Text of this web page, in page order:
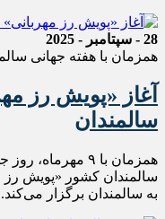
28 - سپتامبر - 2025
همزمان با هفته جهانی
آغاز «پویش رز
سالمندان
همزمان با ۹
سالمندان کشور «پویش رز
به سالمندان برگزار می‌کند.